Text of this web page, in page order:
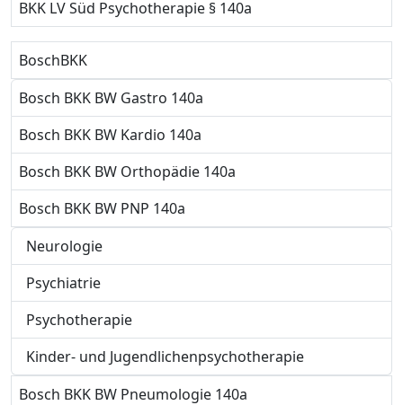
BKK LV Süd Psychotherapie § 140a
BoschBKK
Bosch BKK BW Gastro 140a
Bosch BKK BW Kardio 140a
Bosch BKK BW Orthopädie 140a
Bosch BKK BW PNP 140a
Neurologie
Psychiatrie
Psychotherapie
Kinder- und Jugendlichenpsychotherapie
Bosch BKK BW Pneumologie 140a